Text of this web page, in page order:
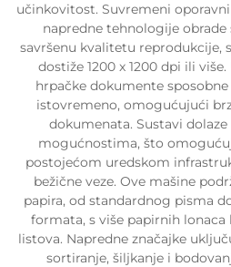
učinkovitost. Suvremeni
napredne tehnologije
savršenu kvalitetu reprodukcije,
dostiže 1200 x 1200 dpi ili
hrpačke dokumente
istovremeno, omogućujući
dokumenata. Sustavi
mogućnostima, što
postojećom uredskom
bežične veze. Ove mašine
papira, od standardnog pisma
formata, s više papirnih
listova. Napredne značajke
sortiranje, šiljkanje i